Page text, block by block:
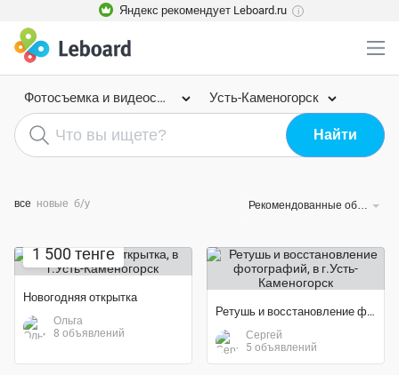
Яндекс рекомендует Leboard.ru i
Фотосъемка и видеосъемка Усть-Каменогорск
все новые б/у Рекомендованные объявления
1 500 тенге
Новогодняя открытка
Ольга
8 объявлений
Ретушь и восстановление фотографий
Сергей
5 объявлений